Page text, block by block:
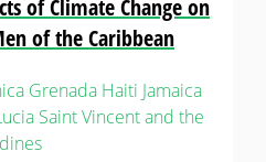
of Climate Change on
of the Caribbean
Grenada Haiti Jamaica
Saint Vincent and the